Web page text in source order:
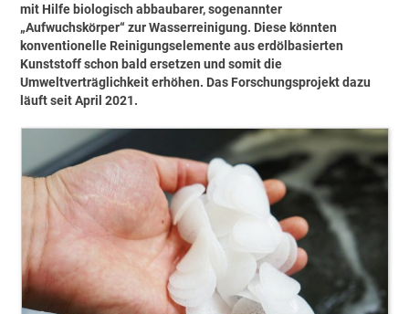
mit Hilfe biologisch abbaubarer, sogenannter
„Aufwuchskörper“ zur Wasserreinigung. Diese könnten
konventionelle Reinigungselemente aus erdölbasierten
Kunststoff schon bald ersetzen und somit die
Umweltverträglichkeit erhöhen. Das Forschungsprojekt dazu
läuft seit April 2021.